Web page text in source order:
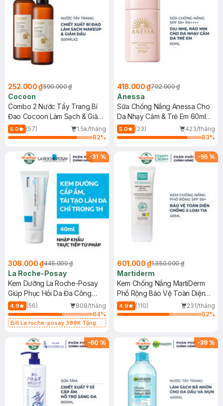
252.000 ₫590.000 ₫
Cocoon
Combo 2 Nước Tẩy Trang Bí
Đao Cocoon Làm Sạch & Giảm
Dầu 500ml
5.0 (57)
1.5k/tháng
82%
418.000 ₫702.000 ₫
Anessa
Sữa Chống Nắng Anessa Cho
Da Nhạy Cảm & Trẻ Em 60ml
(Mới)
5.0 (23)
423/tháng
83%
-31 %
308.000 ₫445.000 ₫
La Roche-Posay
Kem Dưỡng La Roche-Posay
Giúp Phục Hồi Da Đa Công
Dụng 40ml
4.9 (56)
808/tháng
64%
Bill La roche-posay 399K Tặng
(SL có hạn)
-55 %
601.000 ₫1.350.000 ₫
Martiderm
Kem Chống Nắng MartiDerm
Phổ Rộng Bảo Vệ Toàn Diện
40ml
4.9 (110)
231/tháng
62%
-60 % -39 %